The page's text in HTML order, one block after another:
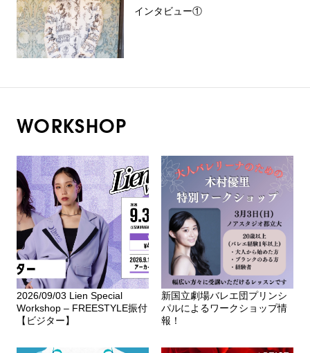
インタビュー①
WORKSHOP
2026/09/03 Lien Special
Workshop – FREESTYLE振付
【ビジター】
新国立劇場バレエ団プリンシ
パルによるワークショップ情
報！